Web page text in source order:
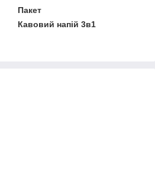
Пакет
Кавовий напій 3в1